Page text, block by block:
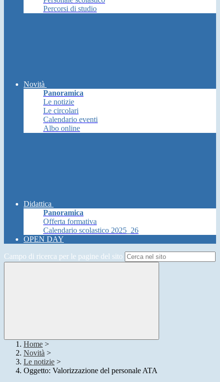
Percorsi di studio
Novità
Panoramica
Le notizie
Le circolari
Calendario eventi
Albo online
Didattica
Panoramica
Offerta formativa
Calendario scolastico 2025_26
OPEN DAY
Campo di ricerca per le pagine del sito
Home >
Novità >
Le notizie >
Oggetto: Valorizzazione del personale ATA